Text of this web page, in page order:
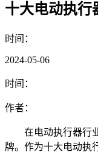
十大电动执行
时间：
2024-05-06
时间：
作者：
在电动执行器行
牌。作为十大电动执